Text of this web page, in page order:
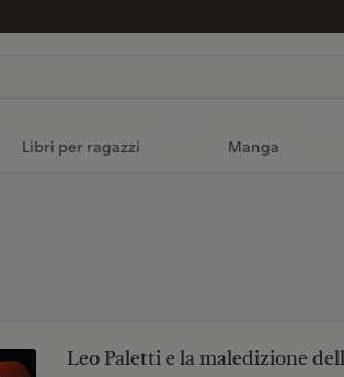
Libri per ragazzi Manga
Leo Paletti e la maledizione